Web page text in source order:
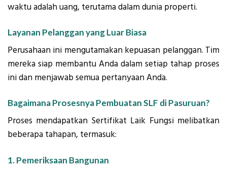
waktu adalah uang, terutama dalam dunia properti.
Layanan Pelanggan yang Luar Biasa
Perusahaan ini mengutamakan kepuasan pelanggan. Tim
mereka siap membantu Anda dalam setiap tahap proses
ini dan menjawab semua pertanyaan Anda.
Bagaimana Prosesnya Pembuatan SLF di Pasuruan?
Proses mendapatkan Sertifikat Laik Fungsi melibatkan
beberapa tahapan, termasuk:
1. Pemeriksaan Bangunan